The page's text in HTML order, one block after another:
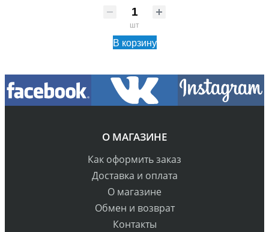
шт
В корзину
О МАГАЗИНЕ
Как оформить заказ
Доставка и оплата
О магазине
Обмен и возврат
Контакты